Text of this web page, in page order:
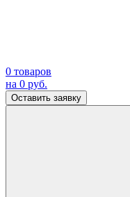
0 товаров
на 0 руб.
Оставить заявку